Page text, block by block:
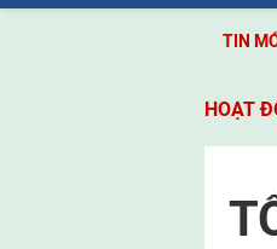
TIN
Bài viết của Tổng Bí thư Tô Lâm: TIẾN
HOẠT